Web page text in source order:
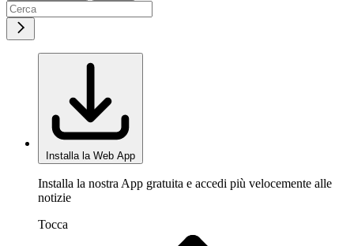
Installa la Web App
Installa la nostra App gratuita e accedi più velocemente alle
notizie
Tocca